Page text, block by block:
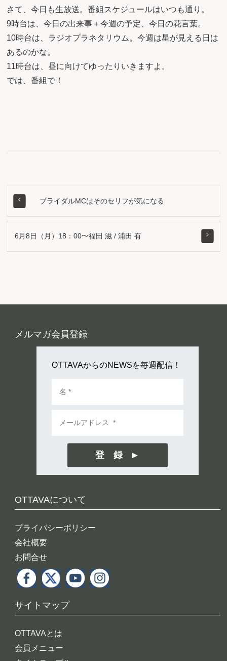
さて、今日も生放送。番組スケジュールはいつも通り。
9時台は、今日の出来事＋今週の予定、今日の花言葉。
10時台は、ラジオプラネタリウム。今週は星が見える日は
あるのかな。
11時台は、昼に向けてゆったりいきますよ。
では、番組で！
ブライダルMCはそのセリフが気になる
6月8日（月）18：00〜福田 滋 / 浦田 有
OTTAVAについて
プライバシーポリシー
会社概要
お問合せ
サイトマップ
OTTAVAとは
会員メニュー
メルマガ会員登録
OTTAVAからのNEWSを毎週配信！
登 録